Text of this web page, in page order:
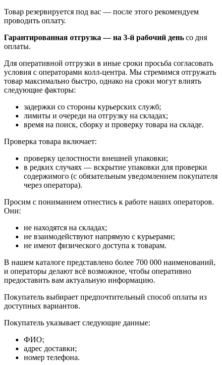
Товар резервируется под вас — после этого рекомендуем
проводить оплату.
Гарантированная отгрузка — на 3‑й рабочий день со дня
оплаты.
Для оперативной отгрузки в иные сроки просьба согласовать
условия с операторами колл‑центра. Мы стремимся отгружать
товар максимально быстро, однако на сроки могут влиять
следующие факторы:
задержки со стороны курьерских служб;
лимиты и очереди на отгрузку на складах;
время на поиск, сборку и проверку товара на складе.
Проверка товара включает:
проверку целостности внешней упаковки;
в редких случаях — вскрытие упаковки для проверки
содержимого (с обязательным уведомлением покупателя
через оператора).
Просим с пониманием отнестись к работе наших операторов.
Они:
не находятся на складах;
не взаимодействуют напрямую с курьерами;
не имеют физического доступа к товарам.
В нашем каталоге представлено более 700 000 наименований,
и операторы делают всё возможное, чтобы оперативно
предоставить вам актуальную информацию.
Покупатель выбирает предпочтительный способ оплаты из
доступных вариантов.
Покупатель указывает следующие данные:
ФИО;
адрес доставки;
номер телефона.